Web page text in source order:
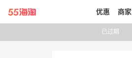
带你去官网买正品
优惠 商家
已过期